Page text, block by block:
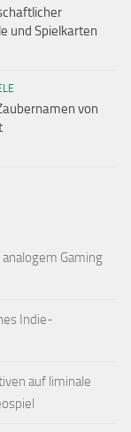
und Spielkarten
von
Gaming
Indie-
auf liminale